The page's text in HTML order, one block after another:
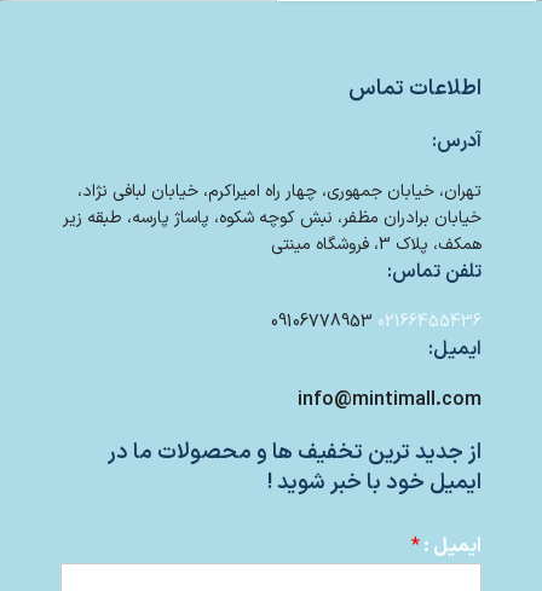
اطلاعات تماس
آدرس:
تهران، خیابان جمهوری، چهار راه امیراکرم، خیابان لبافی نژاد،
خیابان برادران مظفر، نبش کوچه شکوه، پاساژ پارسه، طبقه زیر
همکف، پلاک 3، فروشگاه مینتی
تلفن تماس:
02166455436
09106778953
ایمیل:
info@mintimall.com
از جدید ترین تخفیف ها و محصولات ما در
ایمیل خود با خبر شوید !
ایمیل :*